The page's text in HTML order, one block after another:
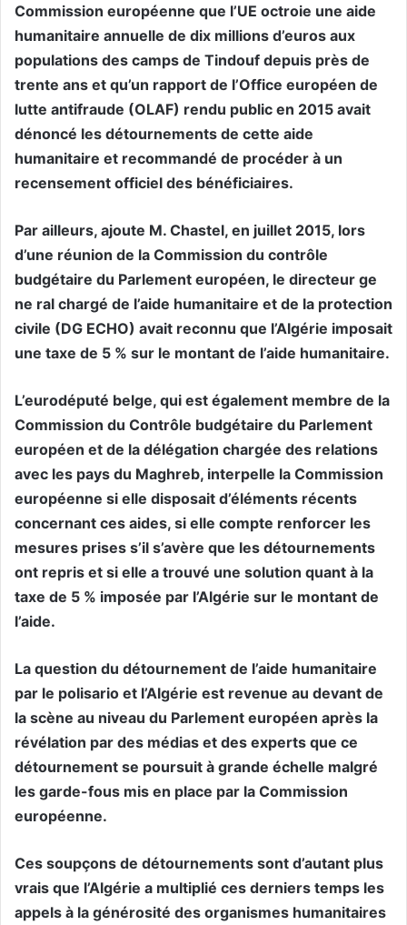
Commission européenne que l’UE octroie une aide
humanitaire annuelle de dix millions d’euros aux
populations des camps de Tindouf depuis près de
trente ans et qu’un rapport de l’Office européen de
lutte antifraude (OLAF) rendu public en 2015 avait
dénoncé les détournements de cette aide
humanitaire et recommandé de procéder à un
recensement officiel des bénéficiaires.
Par ailleurs, ajoute M. Chastel, en juillet 2015, lors
d’une réunion de la Commission du contrôle
budgétaire du Parlement européen, le directeur ge
ne ral chargé de l’aide humanitaire et de la protection
civile (DG ECHO) avait reconnu que l’Algérie imposait
une taxe de 5 % sur le montant de l’aide humanitaire.
L’eurodéputé belge, qui est également membre de la
Commission du Contrôle budgétaire du Parlement
européen et de la délégation chargée des relations
avec les pays du Maghreb, interpelle la Commission
européenne si elle disposait d’éléments récents
concernant ces aides, si elle compte renforcer les
mesures prises s’il s’avère que les détournements
ont repris et si elle a trouvé une solution quant à la
taxe de 5 % imposée par l’Algérie sur le montant de
l’aide.
La question du détournement de l’aide humanitaire
par le polisario et l’Algérie est revenue au devant de
la scène au niveau du Parlement européen après la
révélation par des médias et des experts que ce
détournement se poursuit à grande échelle malgré
les garde-fous mis en place par la Commission
européenne.
Ces soupçons de détournements sont d’autant plus
vrais que l’Algérie a multiplié ces derniers temps les
appels à la générosité des organismes humanitaires